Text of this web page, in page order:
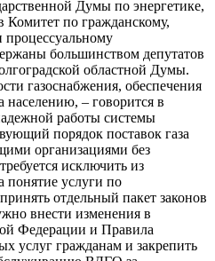
Думы по энергетике,
Комитет по гражданскому,
большинством депутатов
областной Думы.
газоснабжения, обеспечения
населению, – говорится в
работы системы
порядок поставок газа
организациями без
исключить из
понятие услуги по
отдельный пакет законов
внести изменения в
Федерации и Правила
услуг гражданам и закрепить